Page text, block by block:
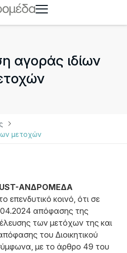
αγοράς ιδίων
μετοχών
ΑΝΔΡΟΜΕΔΑ
επενδυτικό κοινό, ότι σε
απόφασης της
των μετόχων της και
του Διοικητικού
με το άρθρο 49 του